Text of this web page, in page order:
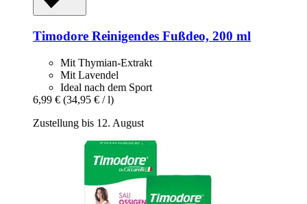
Timodore Reinigendes Fußdeo, 200 ml
Mit Thymian-Extrakt
Mit Lavendel
Ideal nach dem Sport
6,99 € (34,95 € / l)
Zustellung bis 12. August